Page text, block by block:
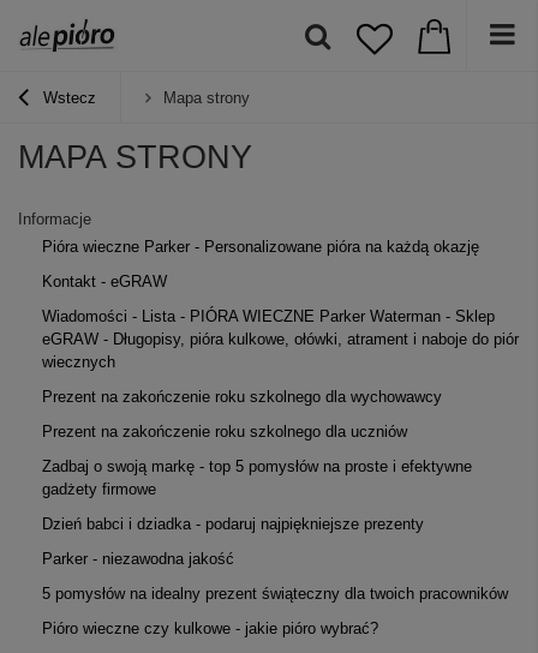
Wstecz Mapa strony
MAPA STRONY
Informacje
Pióra wieczne Parker - Personalizowane pióra na każdą okazję
Kontakt - eGRAW
Wiadomości - Lista - PIÓRA WIECZNE Parker Waterman - Sklep
eGRAW - Długopisy, pióra kulkowe, ołówki, atrament i naboje do piór
wiecznych
Prezent na zakończenie roku szkolnego dla wychowawcy
Prezent na zakończenie roku szkolnego dla uczniów
Zadbaj o swoją markę - top 5 pomysłów na proste i efektywne
gadżety firmowe
Dzień babci i dziadka - podaruj najpiękniejsze prezenty
Parker - niezawodna jakość
5 pomysłów na idealny prezent świąteczny dla twoich pracowników
Pióro wieczne czy kulkowe - jakie pióro wybrać?